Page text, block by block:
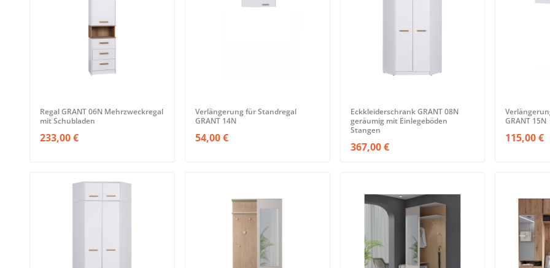
Regal GRANT 06N Mehrzweckregal
mit Schubladen
233,00 €
Verlängerung für Standregal
GRANT 14N
54,00 €
Eckkleiderschrank GRANT 08N
geräumig mit Einlegeböden
Stangen
367,00 €
GRANT 15N
115,00 €